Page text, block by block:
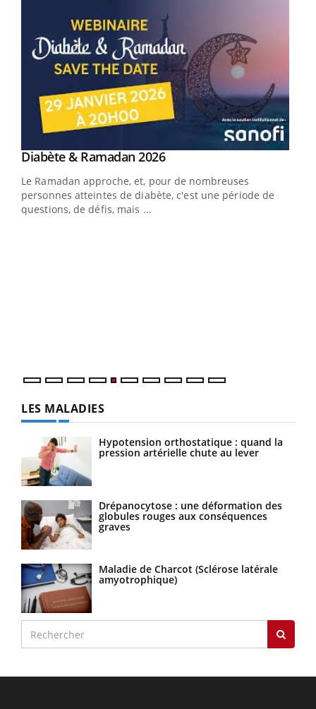
Youtube
Diabète & Ramadan 2026Youtube
Le Ramadan approche, et, pour de nombreuses
personnes atteintes de diabète, c'est une période de
questions, de défis, mais ...
LES MALADIES
Hypotension orthostatique : quand la
pression artérielle chute au lever
Drépanocytose : une déformation des
globules rouges aux conséquences
graves
Maladie de Charcot (Sclérose latérale
amyotrophique)